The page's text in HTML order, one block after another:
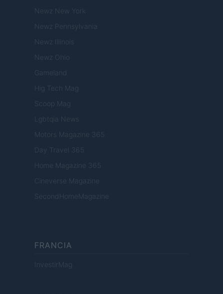
Newz New York
Newz Pennsylvania
Newz Illinois
Newz Ohio
Gameland
Hig Tech Mag
Scoop Mag
Lgbtqia News
Motors Magazine 365
Day Travel 365
Home Magazine 365
Cineverse Magazine
SecondHomeMagazine
FRANCIA
InvestirMag